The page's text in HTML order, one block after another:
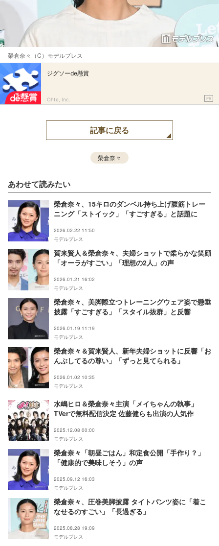
榮倉奈々（C）モデルプレス
ジグソーde懸賞
Ohte, Inc. PR
記事に戻る
榮倉奈々
あわせて読みたい
榮倉奈々、15キロのダンベル持ち上げ腹筋トレー
ニング「ストイック」「すごすぎる」と話題に
2026.02.22 11:50
モデルプレス
賀来賢人＆榮倉奈々、夫婦ショットで柔らかな笑顔
「オーラがすごい」「理想の2人」の声
2026.01.21 16:02
モデルプレス
榮倉奈々、美脚際立つトレーニングウェア姿で懸垂
披露「すごすぎる」「スタイル抜群」と反響
2026.01.19 11:19
モデルプレス
榮倉奈々＆賀来賢人、新年夫婦ショットに反響「お
んぶしてるの尊い」「ずっと見てられる」
2026.01.02 10:35
モデルプレス
水嶋ヒロ＆榮倉奈々主演「メイちゃんの執事」
TVerで無料配信決定 佐藤健らも出演の人気作
2025.12.08 00:00
モデルプレス
榮倉奈々「朝昼ごはん」和定食公開「手作り？」
「健康的で美味しそう」の声
2025.09.12 16:03
モデルプレス
榮倉奈々、圧巻美脚披露 タイトパンツ姿に「着こ
なせるのすごい」「長過ぎる」
2025.08.28 19:09
モデルプレス